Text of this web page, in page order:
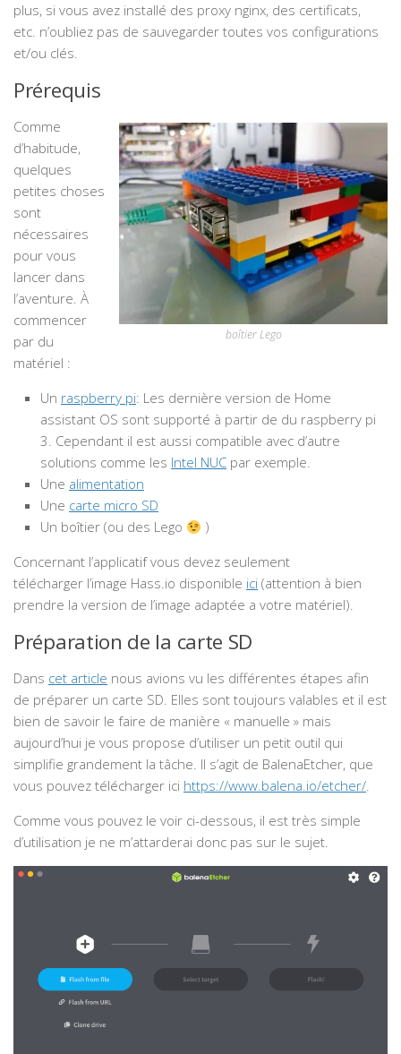
plus, si vous avez installé des proxy nginx, des certificats,
etc. n’oubliez pas de sauvegarder toutes vos configurations
et/ou clés.
Prérequis
boîtier Lego
Comme
d’habitude,
quelques
petites choses
sont
nécessaires
pour vous
lancer dans
l’aventure. À
commencer
par du
matériel :
Un raspberry pi: Les dernière version de Home
assistant OS sont supporté à partir de du raspberry pi
3. Cependant il est aussi compatible avec d’autre
solutions comme les Intel NUC par exemple.
Une alimentation
Une carte micro SD
Un boîtier (ou des Lego
)
Concernant l’applicatif vous devez seulement
télécharger l’image Hass.io disponible ici (attention à bien
prendre la version de l’image adaptée a votre matériel).
Préparation de la carte SD
Dans cet article nous avions vu les différentes étapes afin
de préparer un carte SD. Elles sont toujours valables et il est
bien de savoir le faire de manière « manuelle » mais
aujourd’hui je vous propose d’utiliser un petit outil qui
simplifie grandement la tâche. Il s’agit de BalenaEtcher, que
vous pouvez télécharger ici https://www.balena.io/etcher/.
Comme vous pouvez le voir ci-dessous, il est très simple
d’utilisation je ne m’attarderai donc pas sur le sujet.